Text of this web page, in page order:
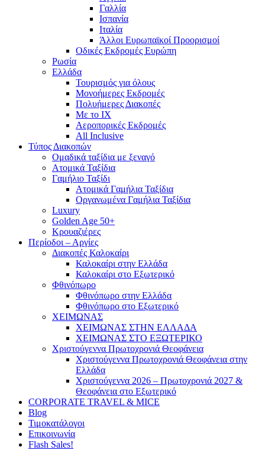
Γαλλία
Ισπανία
Ιταλία
Άλλοι Ευρωπαϊκοί Προορισμοί
Οδικές Εκδρομές Ευρώπη
Ρωσία
Ελλάδα
Τουρισμός για όλους
Mονοήμερες Εκδρομές
Πολυήμερες Διακοπές
Με το ΙΧ
Αεροπορικές Εκδρομές
All Inclusive
Τύπος Διακοπών
Ομαδικά ταξίδια με ξεναγό
Ατομικά Ταξίδια
Γαμήλιο Ταξίδι
Ατομικά Γαμήλια Ταξίδια
Οργανωμένα Γαμήλια Ταξίδια
Luxury
Golden Age 50+
Κρουαζιέρες
Περίοδοι – Αργίες
Διακοπές Καλοκαίρι
Καλοκαίρι στην Ελλάδα
Καλοκαίρι στο Εξωτερικό
Φθινόπωρο
Φθινόπωρο στην Ελλάδα
Φθινόπωρο στο Εξωτερικό
ΧΕΙΜΩΝΑΣ
ΧΕΙΜΩΝΑΣ ΣΤΗΝ ΕΛΛΑΔΑ
ΧΕΙΜΩΝΑΣ ΣΤΟ ΕΞΩΤΕΡΙΚΟ
Χριστούγεννα Πρωτοχρονιά Θεοφάνεια
Χριστούγεννα Πρωτοχρονιά Θεοφάνεια στην
Ελλάδα
Χριστούγεννα 2026 – Πρωτοχρονιά 2027 &
Θεοφάνεια στο Εξωτερικό
CORPORATE TRAVEL & MICE
Blog
Τιμοκατάλογοι
Επικοινωνία
Flash Sales!